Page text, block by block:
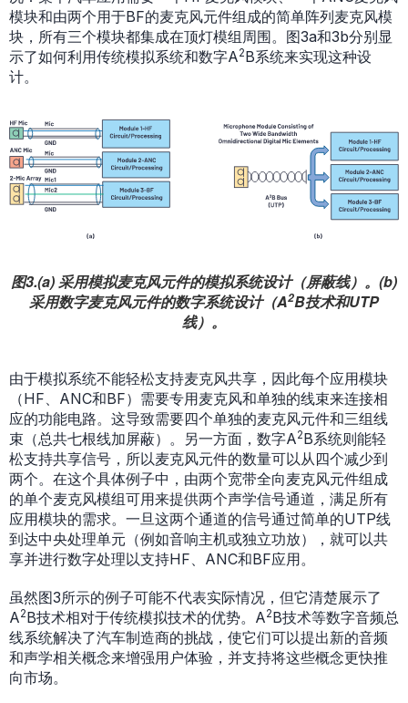
模块和由两个用于BF的麦克风元件组成的简单阵列麦克风模
块，所有三个模块都集成在顶灯模组周围。图3a和3b分别显
示了如何利用传统模拟系统和数字A2B系统来实现这种设
计。
图3.(a) 采用模拟麦克风元件的模拟系统设计（屏蔽线）。(b)
采用数字麦克风元件的数字系统设计（A2B技术和UTP
线）。
由于模拟系统不能轻松支持麦克风共享，因此每个应用模块
（HF、ANC和BF）需要专用麦克风和单独的线束来连接相
应的功能电路。这导致需要四个单独的麦克风元件和三组线
束（总共七根线加屏蔽）。另一方面，数字A2B系统则能轻
松支持共享信号，所以麦克风元件的数量可以从四个减少到
两个。在这个具体例子中，由两个宽带全向麦克风元件组成
的单个麦克风模组可用来提供两个声学信号通道，满足所有
应用模块的需求。一旦这两个通道的信号通过简单的UTP线
到达中央处理单元（例如音响主机或独立功放），就可以共
享并进行数字处理以支持HF、ANC和BF应用。
虽然图3所示的例子可能不代表实际情况，但它清楚展示了
A2B技术相对于传统模拟技术的优势。A2B技术等数字音频总
线系统解决了汽车制造商的挑战，使它们可以提出新的音频
和声学相关概念来增强用户体验，并支持将这些概念更快推
向市场。